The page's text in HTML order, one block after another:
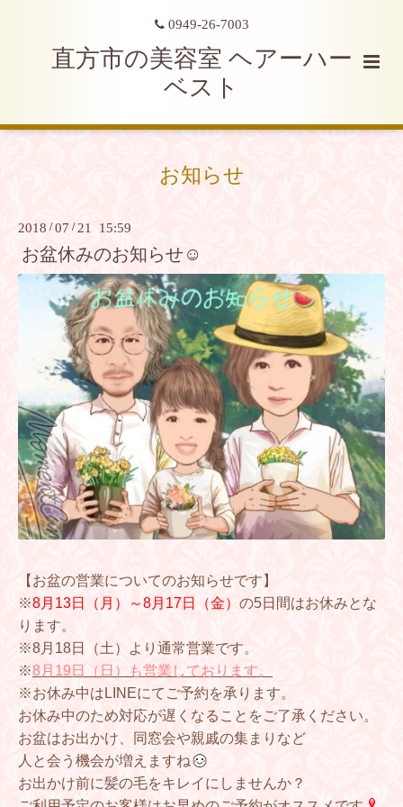
0949-26-7003
直方市の美容室 ヘアーハー
ベスト
お知らせ
2018 /07 / 21 15:59
お盆休みのお知らせ☺︎
【お盆の営業についてのお知らせです】
※8月13日（月）～8月17日（金） の5日間はお休みとな
ります。
※8月18日（土）より通常営業です。
※8月19日（日）も営業しております。
※お休み中はLINEにてご予約を承ります。
お休み中のため対応が遅くなることをご了承ください。
お盆はお出かけ、同窓会や親戚の集まりなど
人と会う機会が増えますね
お出かけ前に髪の毛をキレイにしませんか？